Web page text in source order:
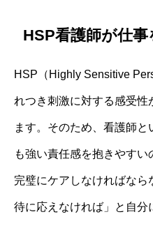
HSP看護師が仕
HSP（Highly Sensitive
れつき刺激に対する感受性
ます。そのため、看護師と
も強い責任感を抱きやす
完璧にケアしなければなら
待に応えなければ」と自分